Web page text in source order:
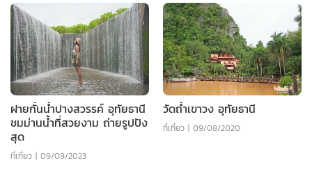
ฝายกั้นน้ำปางสวรรค์ อุทัยธานี
ชมม่านน้ำที่สวยงาม ถ่ายรูปปัง
สุด
ที่เที่ยว | 09/09/2023
วัดถ้ำเขาวง อุทัยธานี
ที่เที่ยว | 09/08/2020